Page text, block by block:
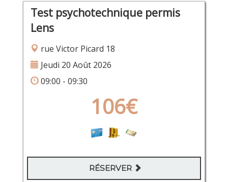
Test psychotechnique permis
Lens
rue Victor Picard 18
Jeudi 20 Août 2026
09:00 - 09:30
106€
RÉSERVER